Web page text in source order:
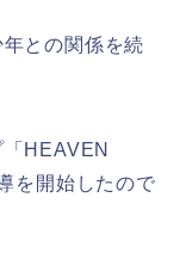
との関係を続
HEAVEN
を開始したので